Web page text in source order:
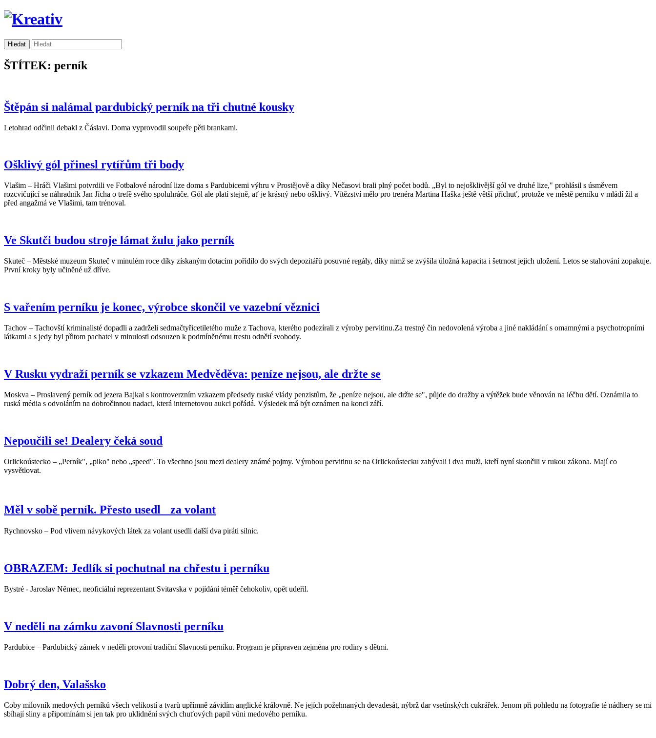
ŠTÍTEK: perník
Štěpán si nalámal pardubický perník na tři chutné kousky
Letohrad odčinil debakl z Čáslavi. Doma vyprovodil soupeře pěti brankami.
Ošklivý gól přinesl rytířům tři body
Vlašim – Hráči Vlašimi potvrdili ve Fotbalové národní lize doma s Pardubicemi výhru v Prostějově a díky Nečasovi brali plný počet bodů. „Byl to nejošklivější gól ve druhé lize," prohlásil s úsměvem
rozcvičující se náhradník Jan Jícha o trefě svého spoluhráče. Gól ale platí stejně, ať je krásný nebo ošklivý. Vítězství mělo pro trenéra Martina Haška ještě větší příchuť, protože ve městě perníku v mládí žil a
před angažmá ve Vlašimi, tam trénoval.
Ve Skutči budou stroje lámat žulu jako perník
Skuteč – Městské muzeum Skuteč v minulém roce díky získaným dotacím pořídilo do svých depozitářů posuvné regály, díky nimž se zvýšila úložná kapacita i šetrnost jejich uložení. Letos se stahování zopakuje.
První kroky byly učiněné už dříve.
S vařením perníku je konec, výrobce skončil ve vazební věznici
Tachov – Tachovští kriminalisté dopadli a zadrželi sedmačtyřicetiletého muže z Tachova, kterého podezírali z výroby pervitinu.Za trestný čin nedovolená výroba a jiné nakládání s omamnými a psychotropními
látkami a s jedy byl přitom pachatel v minulosti odsouzen k podmíněnému trestu odnětí svobody.
V Rusku vydraží perník se vzkazem Medvěděva: peníze nejsou, ale držte se
Moskva – Proslavený perník od jezera Bajkal s kontroverzním vzkazem předsedy ruské vlády penzistům, že „peníze nejsou, ale držte se", půjde do dražby a výtěžek bude věnován na léčbu dětí. Oznámila to
ruská média s odvoláním na dobročinnou nadaci, která internetovou aukci pořádá. Výsledek má být oznámen na konci září.
Nepoučili se! Dealery čeká soud
Orlickoústecko – „Perník", „piko" nebo „speed". To všechno jsou mezi dealery známé pojmy. Výrobou pervitinu se na Orlickoústecku zabývali i dva muži, kteří nyní skončili v rukou zákona. Mají co
vysvětlovat.
Měl v sobě perník. Přesto usedl za volant
Rychnovsko – Pod vlivem návykových látek za volant usedli další dva piráti silnic.
OBRAZEM: Jedlík si pochutnal na chřestu i perníku
Bystré - Jaroslav Němec, neoficiální reprezentant Svitavska v pojídání téměř čehokoliv, opět udeřil.
V neděli na zámku zavoní Slavnosti perníku
Pardubice – Pardubický zámek v neděli provoní tradiční Slavnosti perníku. Program je připraven zejména pro rodiny s dětmi.
Dobrý den, Valašsko
Coby milovník medových perníků všech velikostí a tvarů upřímně závidím anglické královně. Ne jejích požehnaných devadesát, nýbrž dar vsetínských cukrářek. Jenom při pohledu na fotografie té nádhery se mi
sbíhají sliny a připomínám si jen tak pro uklidnění svých chuťových papil vůni medového perníku.